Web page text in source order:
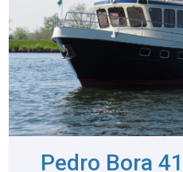
Pedro Bora 41